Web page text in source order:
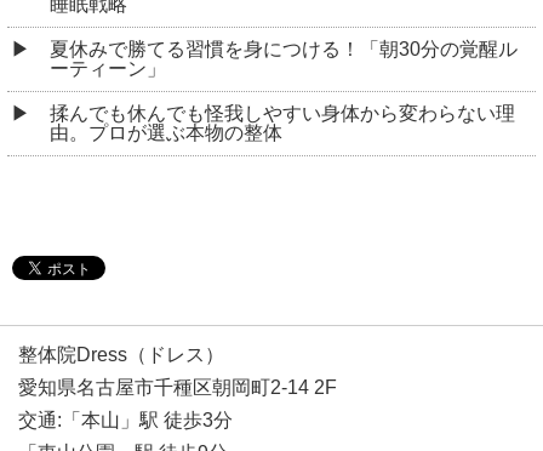
睡眠戦略
夏休みで勝てる習慣を身につける！「朝30分の覚醒ル
ーティーン」
揉んでも休んでも怪我しやすい身体から変わらない理
由。プロが選ぶ本物の整体
整体院Dress（ドレス）
愛知県名古屋市千種区朝岡町2-14 2F
交通:「本山」駅 徒歩3分